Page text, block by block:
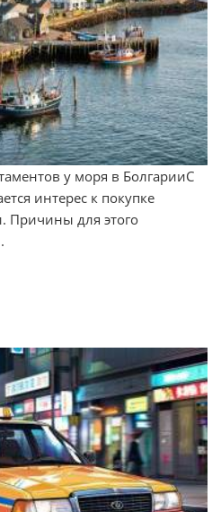
у моря в БолгарииС
интерес к покупке
Причины для этого